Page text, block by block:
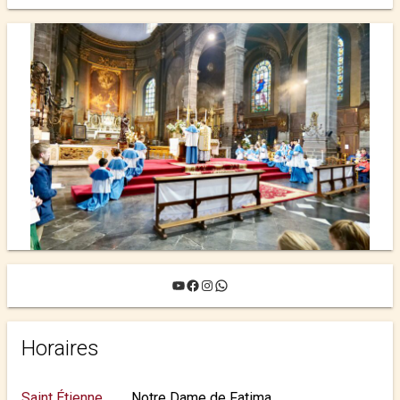
YouTube
Facebook
Instagram
WhatsApp
Horaires